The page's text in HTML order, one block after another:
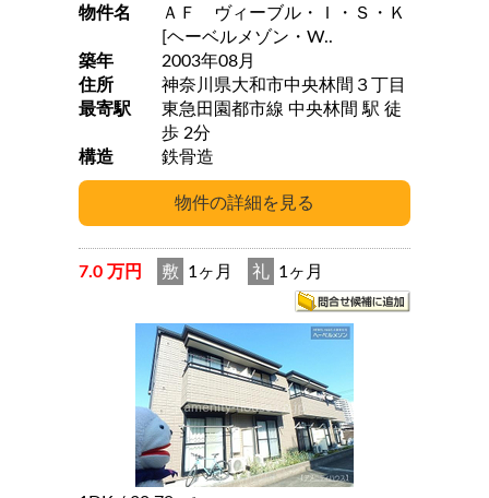
物件名
ＡＦ ヴィーブル・Ｉ・Ｓ・Ｋ
[ヘーベルメゾン・W..
築年
2003年08月
住所
神奈川県大和市中央林間３丁目
最寄駅
東急田園都市線 中央林間 駅 徒
歩 2分
構造
鉄骨造
7.0 万円 敷 1ヶ月 礼 1ヶ月